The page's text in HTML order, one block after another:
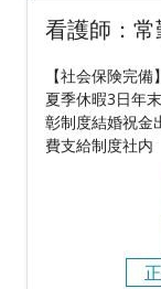
看護師：
【社会保険完
夏季休暇3日年
彰制度結婚祝金
費支給制度社内